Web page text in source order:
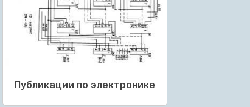
Публикации по электронике